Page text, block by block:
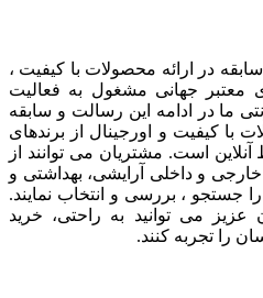
با بیش از 25 سال سابقه در ارائه محصولات با کيفيت ،
معتبر جهانی مشغول به فعاليت
ما در ادامه اين رسالت و سابقه
با کيفيت و اورجينال از برندهای
است. مشتريان می توانند از
و داخلی آرایشی، بهداشتی و
، بررسی و انتخاب نمايند.
عزیز می توانيد به راحتی، خرید
را تجربه کنند.